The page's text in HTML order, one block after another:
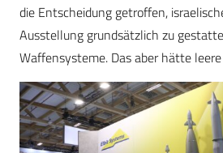
die Entscheidung getroffen,
Ausstellung grundsätzlich zu
Waffensysteme. Das aber hätte